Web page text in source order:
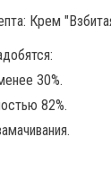
30%.
82%.